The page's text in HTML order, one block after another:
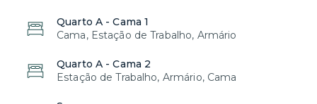
Quarto A - Cama 1
Cama, Estação de Trabalho, Armário
Quarto A - Cama 2
Estação de Trabalho, Armário, Cama